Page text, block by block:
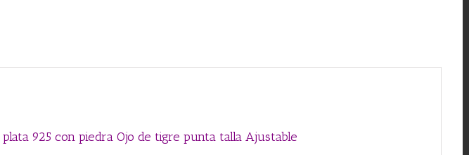
925 con piedra Ojo de tigre punta talla Ajustable